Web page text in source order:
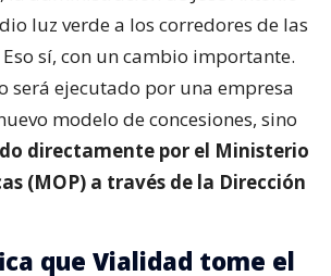
luz verde a los corredores de las
sí, con un cambio importante.
será ejecutado por una empresa
modelo de concesiones, sino
directamente por el Ministerio
(MOP) a través de la Dirección
que Vialidad tome el